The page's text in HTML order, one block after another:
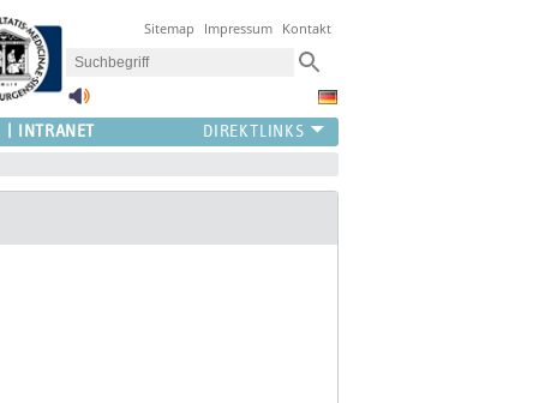
Sitemap Impressum Kontakt
INTRANET